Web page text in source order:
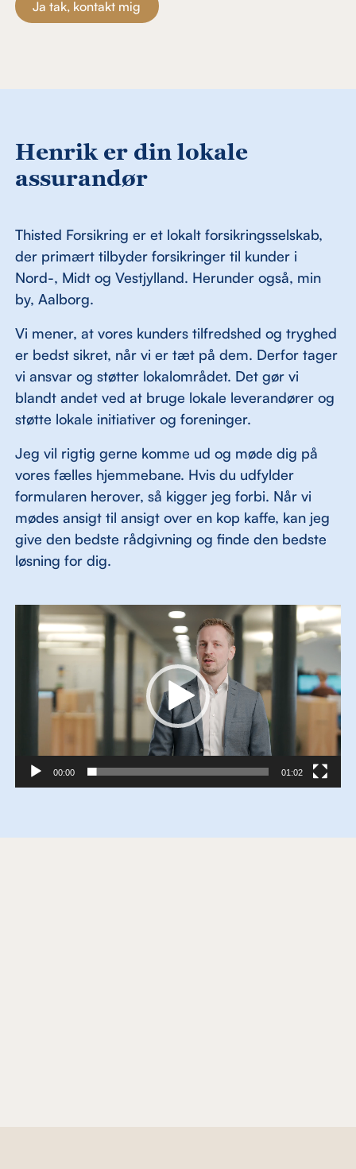
Henrik er din lokale
assurandør
Thisted Forsikring er et lokalt forsikringsselskab,
der primært tilbyder forsikringer til kunder i
Nord-, Midt og Vestjylland. Herunder også, min
by, Aalborg.
Vi mener, at vores kunders tilfredshed og tryghed
er bedst sikret, når vi er tæt på dem. Derfor tager
vi ansvar og støtter lokalområdet. Det gør vi
blandt andet ved at bruge lokale leverandører og
støtte lokale initiativer og foreninger.
Jeg vil rigtig gerne komme ud og møde dig på
vores fælles hjemmebane. Hvis du udfylder
formularen herover, så kigger jeg forbi. Når vi
mødes ansigt til ansigt over en kop kaffe, kan jeg
give den bedste rådgivning og finde den bedste
løsning for dig.
Videoafspiller
00:00 01:02